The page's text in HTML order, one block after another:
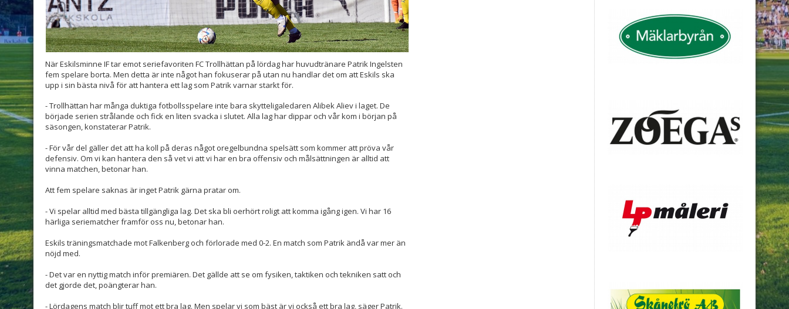
När Eskilsminne IF tar emot seriefavoriten FC Trollhättan på lördag har huvudtränare Patrik Ingelsten
fem spelare borta. Men detta är inte något han fokuserar på utan nu handlar det om att Eskils ska
upp i sin bästa nivå för att hantera ett lag som Patrik varnar starkt för.
- Trollhättan har många duktiga fotbollsspelare inte bara skytteligaledaren Alibek Aliev i laget. De
började serien strålande och fick en liten svacka i slutet. Alla lag har dippar och vår kom i början på
säsongen, konstaterar Patrik.
- För vår del gäller det att ha koll på deras något oregelbundna spelsätt som kommer att pröva vår
defensiv. Om vi kan hantera den så vet vi att vi har en bra offensiv och målsättningen är alltid att
vinna matchen, betonar han.
Att fem spelare saknas är inget Patrik gärna pratar om.
- Vi spelar alltid med bästa tillgängliga lag. Det ska bli oerhört roligt att komma igång igen. Vi har 16
härliga seriematcher framför oss nu, betonar han.
Eskils träningsmatchade mot Falkenberg och förlorade med 0-2. En match som Patrik ändå var mer än
nöjd med.
- Det var en nyttig match inför premiären. Det gällde att se om fysiken, taktiken och tekniken satt och
det gjorde det, poängterar han.
- Lördagens match blir tuff mot ett bra lag. Men spelar vi som bäst är vi också ett bra lag, säger Patrik.